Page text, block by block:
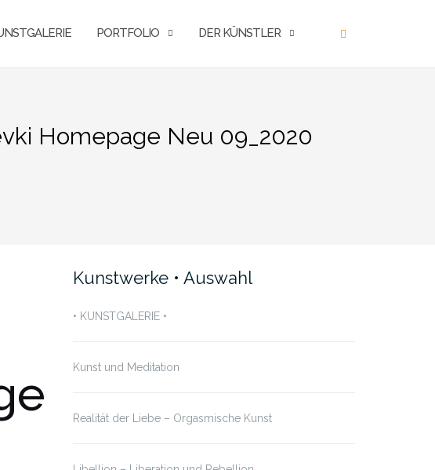
PORTFOLIO DER KÜNSTLER
Homepage Neu 09_2020
Kunstwerke • Auswahl
• KUNSTGALERIE •
Kunst und Meditation
Realität der Liebe – Orgasmische Kunst